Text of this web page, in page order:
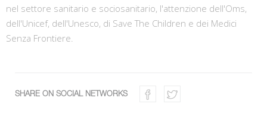
nel settore sanitario e sociosanitario, l'attenzione dell'Oms,
dell'Unicef, dell'Unesco, di Save The Children e dei Medici
Senza Frontiere.
SHARE ON SOCIAL NETWORKS